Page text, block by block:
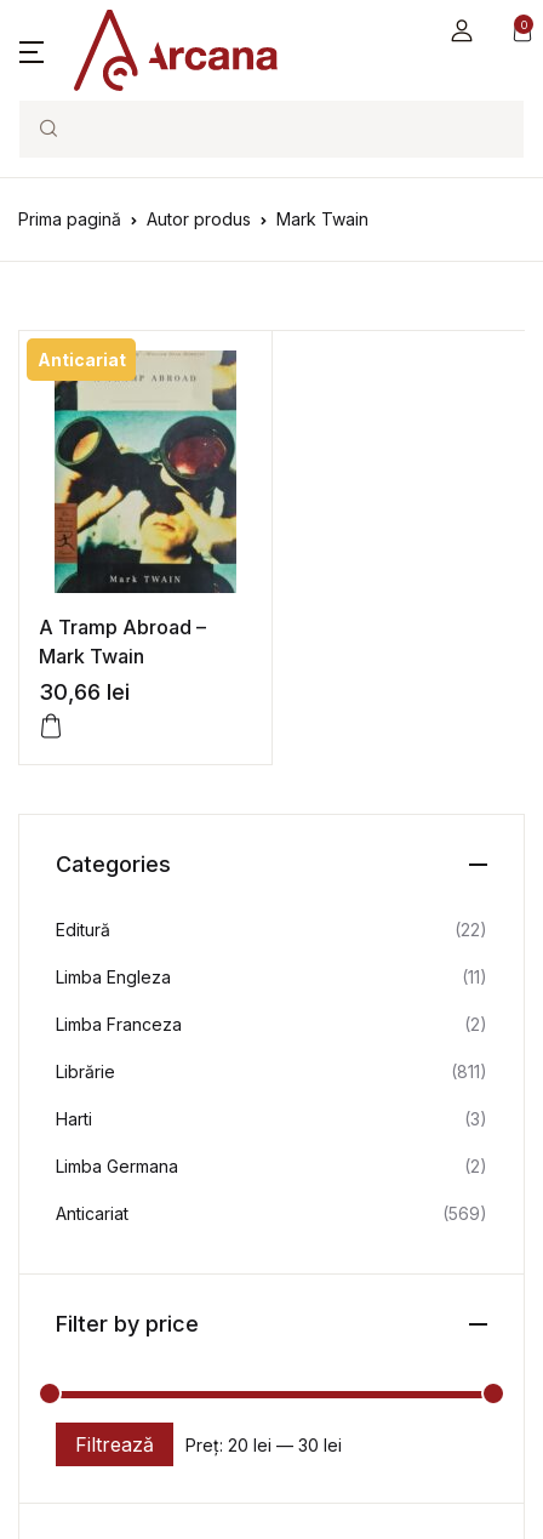
0
Search
Prima pagină Autor produs Mark Twain
Anticariat
A Tramp Abroad –
Mark Twain
30,66 lei
Categories
Editură (22)
Limba Engleza (11)
Limba Franceza (2)
Librărie (811)
Harti (3)
Limba Germana (2)
Anticariat (569)
Filter by price
Preț minim
Preț maxim
Filtrează Preț: 20 lei — 30 lei